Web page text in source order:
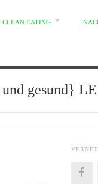
CLEAN EATING
gesund}